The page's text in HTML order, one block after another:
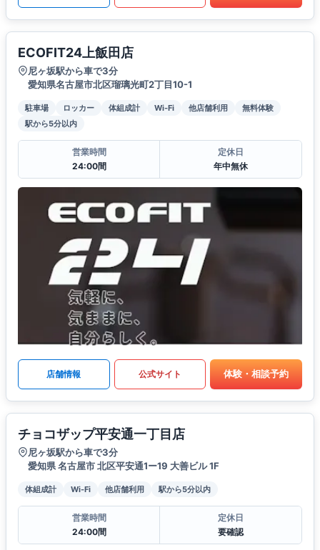
ECOFIT24上飯田店
尼ヶ坂駅から車で3分
愛知県名古屋市北区瑠璃光町2丁目10-1
駐車場 ロッカー 体組成計 Wi-Fi 他店舗利用
無料体験
駅から5分以内
営業時間
24:00間
定休日
年中無休
店舗情報 公式サイト 体験・相談予約
チョコザップ平安通一丁目店
尼ヶ坂駅から車で3分
愛知県 名古屋市 北区平安通1ー19 大善ビル 1F
体組成計 Wi-Fi 他店舗利用 駅から5分以内
営業時間
24:00間
定休日
要確認